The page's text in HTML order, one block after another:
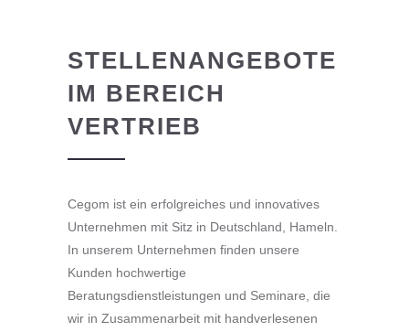
STELLENANGEBOTE
IM BEREICH
VERTRIEB
Cegom ist ein erfolgreiches und innovatives
Unternehmen mit Sitz in Deutschland, Hameln.
In unserem Unternehmen finden unsere
Kunden hochwertige
Beratungsdienstleistungen und Seminare, die
wir in Zusammenarbeit mit handverlesenen